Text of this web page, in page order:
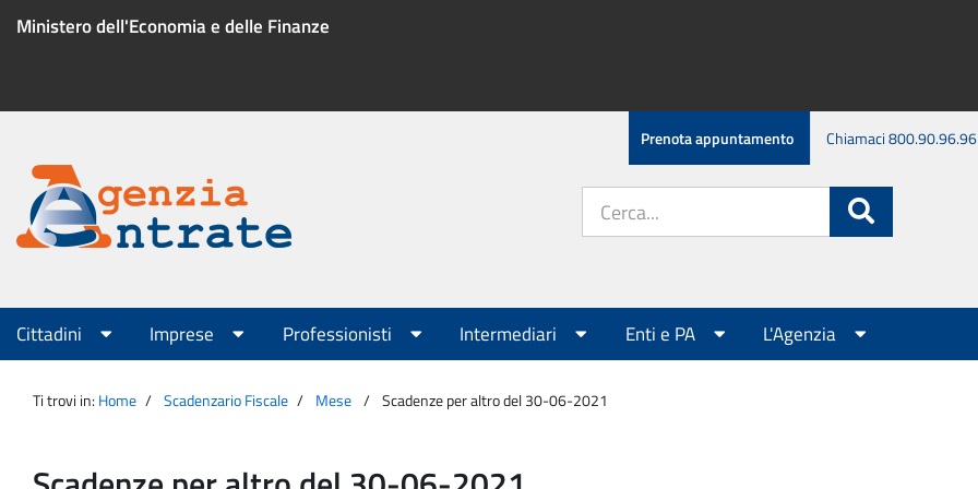
Ministero dell'Economia e delle Finanze
Menu
servizio
Prenota appuntamento Chiamaci 800.90.96.96
Agenzia
Entrate
sito:
Menu
principale
Cittadini Imprese Professionisti Intermediari Enti e PA L'Agenzia
Ti trovi in: Home Scadenzario Fiscale Mese Scadenze per altro del 30-06-2021